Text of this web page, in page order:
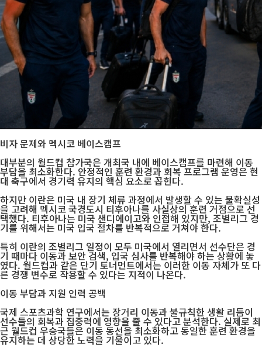
비자 문제와 멕시코 베이스캠프
대부분의 월드컵 참가국은 개최국 내에 베이스캠프를 마련해 이동
부담을 최소화한다. 안정적인 훈련 환경과 회복 프로그램 운영은 현
대 축구에서 경기력 유지의 핵심 요소로 꼽힌다.
하지만 이란은 미국 내 장기 체류 과정에서 발생할 수 있는 불확실성
을 고려해 멕시코 국경도시 티후아나를 사실상의 훈련 거점으로 선
택했다. 티후아나는 미국 샌디에이고와 인접해 있지만, 조별리그 경
기를 위해서는 미국 입국 절차를 반복적으로 거쳐야 한다.
특히 이란의 조별리그 일정이 모두 미국에서 열리면서 선수단은 경
기 때마다 이동과 보안 검색, 입국 심사를 반복해야 하는 상황에 놓
였다. 월드컵과 같은 단기 토너먼트에서는 이러한 이동 자체가 또 다
른 경쟁 변수로 작용할 수 있다는 지적이 나온다.
이동 부담과 지원 인력 공백
국제 스포츠과학 연구에서는 장거리 이동과 불규칙한 생활 리듬이
선수들의 회복과 집중력에 영향을 줄 수 있다고 분석한다. 실제로 최
근 월드컵 우승국들은 이동 동선을 최소화하고 동일한 훈련 환경을
유지하는 데 상당한 노력을 기울이고 있다.